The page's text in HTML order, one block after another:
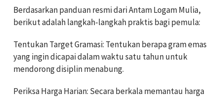
Berdasarkan panduan resmi dari Antam Logam Mulia,
berikut adalah langkah-langkah praktis bagi pemula:
Tentukan Target Gramasi: Tentukan berapa gram emas
yang ingin dicapai dalam waktu satu tahun untuk
mendorong disiplin menabung.
Periksa Harga Harian: Secara berkala memantau harga